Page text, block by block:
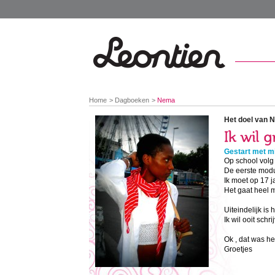
You
are
here:
Home Dagboeken Nema
Het doel van
Gestart met
Op school
De eerste
Ik moet op 17
Het gaat heel
Uiteindelijk is
Ik wil ooit
Ok , dat was
Groetjes